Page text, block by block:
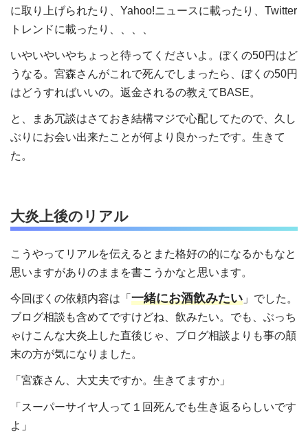
に取り上げられたり、Yahoo!ニュースに載ったり、Twitter
トレンドに載ったり、、、、
いやいやいやちょっと待ってくださいよ。ぼくの50円はど
うなる。宮森さんがこれで死んでしまったら、ぼくの50円
はどうすればいいの。返金されるの教えてBASE。
と、まあ冗談はさておき結構マジで心配してたので、久し
ぶりにお会い出来たことが何より良かったです。生きて
た。
大炎上後のリアル
こうやってリアルを伝えるとまた格好の的になるかもなと
思いますがありのままを書こうかなと思います。
今回ぼくの依頼内容は「 一緒にお酒飲みたい 」でした。
ブログ相談も含めてですけどね、飲みたい。でも、ぶっち
ゃけこんな大炎上した直後じゃ、ブログ相談よりも事の顛
末の方が気になりました。
「宮森さん、大丈夫ですか。生きてますか」
「スーパーサイヤ人って１回死んでも生き返るらしいです
よ」